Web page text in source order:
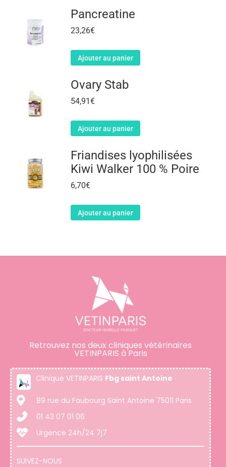
Pancreatine
23,26€
Ajouter au panier
Ovary Stab
54,91€
Ajouter au panier
Friandises lyophilisées
Kiwi Walker 100 % Poire
6,70€
Ajouter au panier
Retrouvez nos deux cliniques vétérinaires
VETINPARIS à Paris
Clinique VETINPARIS Fbg saint Antoine
89 rue du Faubourg Saint Antoine 75011 Paris
01 43 07 01 06
Urgence 24h/24 7j7
SUIVEZ-NOUS